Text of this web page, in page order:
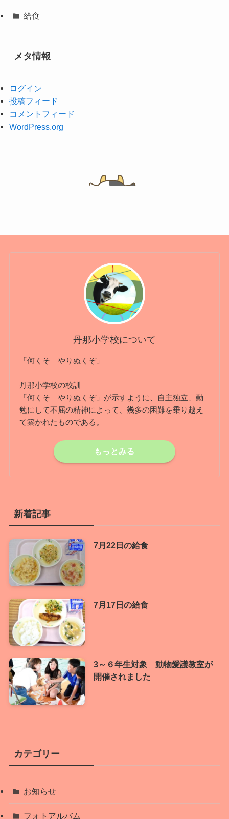
給食
メタ情報
ログイン
投稿フィード
コメントフィード
WordPress.org
丹那小学校について
「何くそ やりぬくぞ」
丹那小学校の校訓
「何くそ やりぬくぞ」が示すように、自主独立、勤
勉にして不屈の精神によって、幾多の困難を乗り越え
て築かれたものである。
もっとみる
新着記事
7月22日の給食
7月17日の給食
3～６年生対象 動物愛護教室が
開催されました
カテゴリー
お知らせ
フォトアルバム